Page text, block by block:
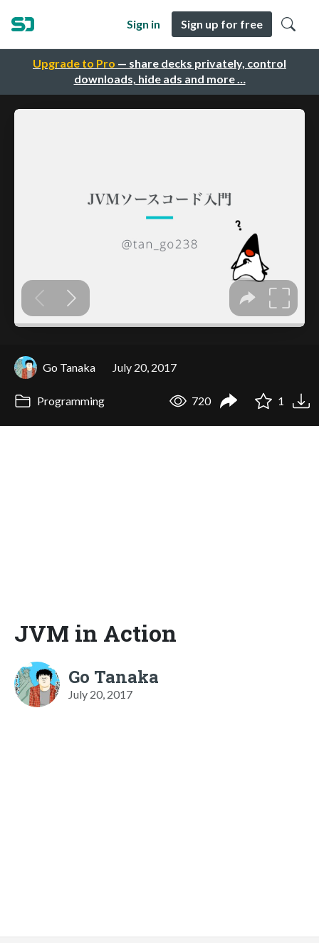
Upgrade to Pro — share decks privately, control
downloads, hide ads and more …
Sign in Sign up for free
Go Tanaka July 20, 2017
Programming 720 1
JVM in Action
Go Tanaka
July 20, 2017